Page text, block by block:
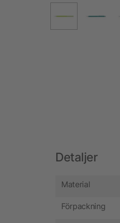
Detaljer
Material
Förpackning